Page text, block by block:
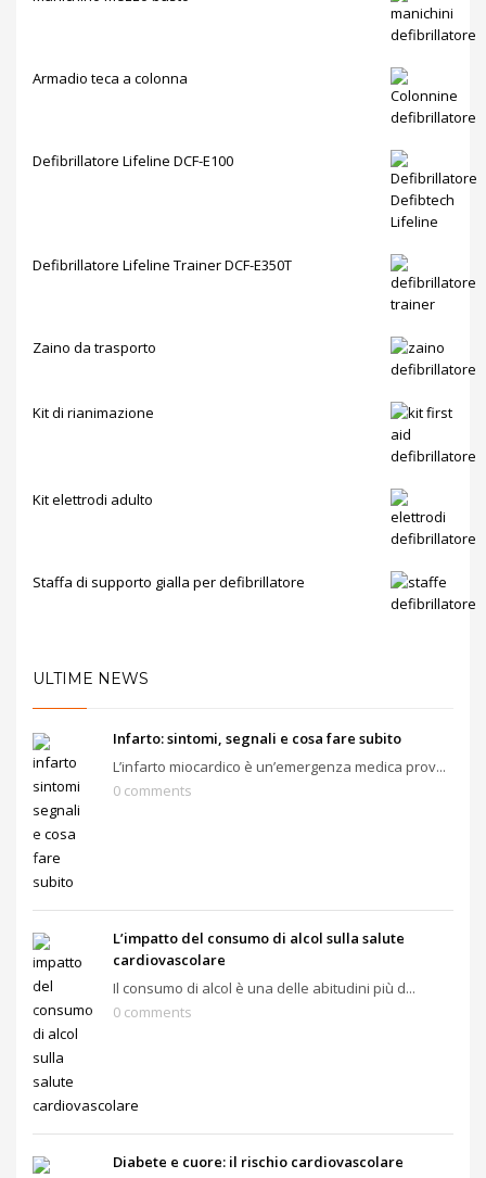
Armadio teca a colonna
Defibrillatore Lifeline DCF-E100
Defibrillatore Lifeline Trainer DCF-E350T
Zaino da trasporto
Kit di rianimazione
Kit elettrodi adulto
Staffa di supporto gialla per defibrillatore
ULTIME NEWS
Infarto: sintomi, segnali e cosa fare subito
L’infarto miocardico è un’emergenza medica prov...
0 comments
L’impatto del consumo di alcol sulla salute
cardiovascolare
Il consumo di alcol è una delle abitudini più d...
0 comments
Diabete e cuore: il rischio cardiovascolare